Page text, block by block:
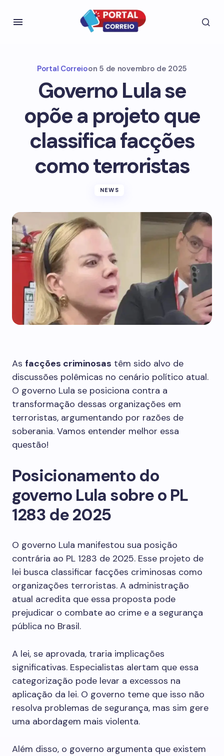
Portal Correioon 5 de novembro de 2025
Governo Lula se
opõe a projeto que
classifica facções
como terroristas
NEWS
As facções criminosas têm sido alvo de
discussões polêmicas no cenário político atual.
O governo Lula se posiciona contra a
transformação dessas organizações em
terroristas, argumentando por razões de
soberania. Vamos entender melhor essa
questão!
Posicionamento do
governo Lula sobre o PL
1283 de 2025
O governo Lula manifestou sua posição
contrária ao PL 1283 de 2025. Esse projeto de
lei busca classificar facções criminosas como
organizações terroristas. A administração
atual acredita que essa proposta pode
prejudicar o combate ao crime e a segurança
pública no Brasil.
A lei, se aprovada, traria implicações
significativas. Especialistas alertam que essa
categorização pode levar a excessos na
aplicação da lei. O governo teme que isso não
resolva problemas de segurança, mas sim gere
uma abordagem mais violenta.
Além disso, o governo argumenta que existem